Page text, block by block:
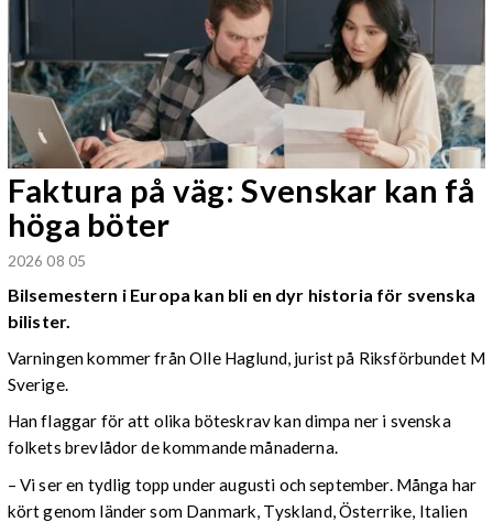
Faktura på väg: Svenskar kan få
höga böter
2026 08 05
Bilsemestern i Europa kan bli en dyr historia för svenska
bilister.
Varningen kommer från Olle Haglund, jurist på Riksförbundet M
Sverige.
Han flaggar för att olika böteskrav kan dimpa ner i svenska
folkets brevlådor de kommande månaderna.
– Vi ser en tydlig topp under augusti och september. Många har
kört genom länder som Danmark, Tyskland, Österrike, Italien